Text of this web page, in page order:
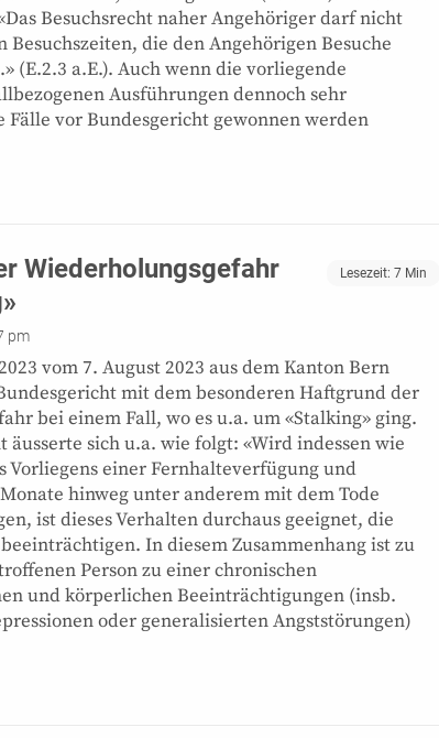
Besuchsrecht naher Angehöriger darf nicht
die den Angehörigen Besuche
a.E.). Auch wenn die vorliegende
Ausführungen dennoch sehr
vor Bundesgericht gewonnen werden
Wiederholungsgefahr
Lesezeit: 7 Min
pm
vom 7. August 2023 aus dem Kanton Bern
mit dem besonderen Haftgrund der
bei einem Fall, wo es u.a. um «Stalking» ging.
äusserte sich u.a. wie folgt: «Wird indessen wie
Vorliegens einer Fernhalteverfügung und
hinweg unter anderem mit dem Tode
ist dieses Verhalten durchaus geeignet, die
In diesem Zusammenhang ist zu
Person zu einer chronischen
und körperlichen Beeinträchtigungen (insb.
oder generalisierten Angststörungen)